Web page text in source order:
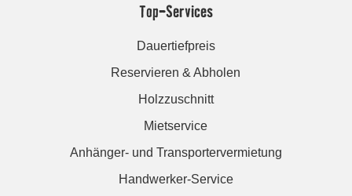
Top-Services
Dauertiefpreis
Reservieren & Abholen
Holzzuschnitt
Mietservice
Anhänger- und Transportervermietung
Handwerker-Service